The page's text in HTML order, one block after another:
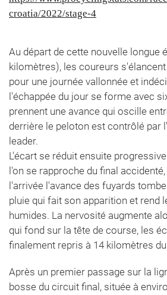
croatia/2022/stage-4
Au départ de cette nouvelle longue
kilomètres), les coureurs
pour une journée vallonnée et
l'échappée du jour se forme avec
prennent une avance qui oscille
derrière le peloton est contrôlé par
leader.
L'écart se réduit ensuite
l'on se rapproche du final
l'arrivée l'avance des fuyards
pluie qui fait son apparition et rend
humides. La nervosité augmente
qui fond sur la tête de course, les
finalement repris à 14 kilomètres
Après un premier passage sur la
bosse du circuit final, située à